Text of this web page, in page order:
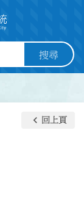
搜尋
keyboard_arrow_left 回上頁